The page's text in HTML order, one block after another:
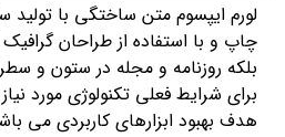
لورم ایپسوم متن ساختگی با تولید
چاپ و با استفاده از طراحان
بلکه روزنامه و مجله در ستون و
برای شرایط فعلی تکنولوژی مورد
هدف بهبود ابزارهای کاربردی می